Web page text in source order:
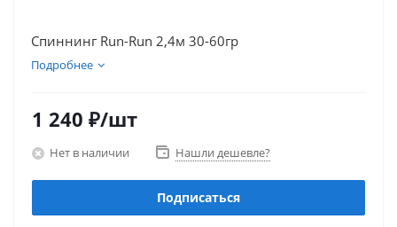
Спиннинг Run-Run 2,4м 30-60гр
Подробнее
1 240 ₽/шт
Нет в наличии Нашли дешевле?
Подписаться